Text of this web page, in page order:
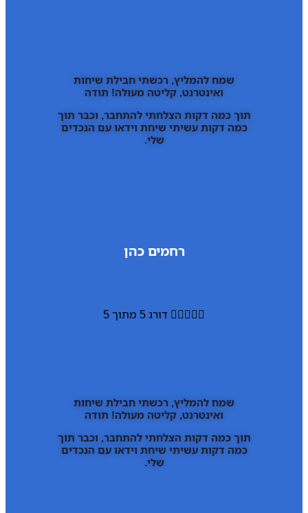
שמח להמליץ, רכשתי חבילת שיחות
ואינטרנט, קליטה מעולה! תודה
תוך כמה דקות הצלחתי להתחבר, וכבר תוך
כמה דקות עשיתי שיחת וידאו עם הנכדים
שלי.
רחמים כהן
 דורג 5 מתוך 5
שמח להמליץ, רכשתי חבילת שיחות
ואינטרנט, קליטה מעולה! תודה
תוך כמה דקות הצלחתי להתחבר, וכבר תוך
כמה דקות עשיתי שיחת וידאו עם הנכדים
שלי.